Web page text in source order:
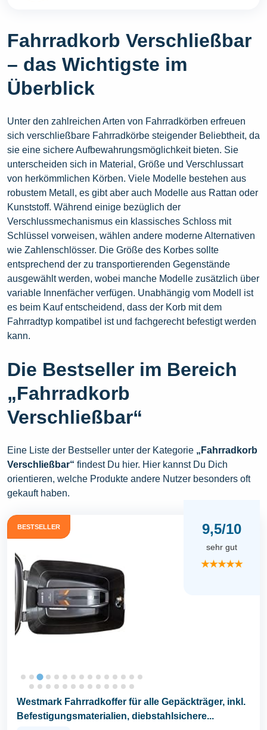
Fahrradkorb Verschließbar
– das Wichtigste im
Überblick
Unter den zahlreichen Arten von Fahrradkörben erfreuen
sich verschließbare Fahrradkörbe steigender Beliebtheit, da
sie eine sichere Aufbewahrungsmöglichkeit bieten. Sie
unterscheiden sich in Material, Größe und Verschlussart
von herkömmlichen Körben. Viele Modelle bestehen aus
robustem Metall, es gibt aber auch Modelle aus Rattan oder
Kunststoff. Während einige bezüglich der
Verschlussmechanismus ein klassisches Schloss mit
Schlüssel vorweisen, wählen andere moderne Alternativen
wie Zahlenschlösser. Die Größe des Korbes sollte
entsprechend der zu transportierenden Gegenstände
ausgewählt werden, wobei manche Modelle zusätzlich über
variable Innenfächer verfügen. Unabhängig vom Modell ist
es beim Kauf entscheidend, dass der Korb mit dem
Fahrradtyp kompatibel ist und fachgerecht befestigt werden
kann.
Die Bestseller im Bereich
„Fahrradkorb
Verschließbar“
Eine Liste der Bestseller unter der Kategorie „Fahrradkorb
Verschließbar“ findest Du hier. Hier kannst Du Dich
orientieren, welche Produkte andere Nutzer besonders oft
gekauft haben.
BESTSELLER 9,5/10
sehr gut
★★★★★
Westmark Fahrradkoffer für alle Gepäckträger, inkl.
Befestigungsmaterialien, diebstahlsichere...